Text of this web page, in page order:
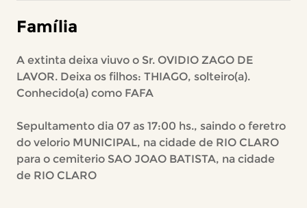
Família
A extinta deixa viuvo o Sr. OVIDIO ZAGO DE
LAVOR. Deixa os filhos: THIAGO, solteiro(a).
Conhecido(a) como FAFA
Sepultamento dia 07 as 17:00 hs., saindo o feretro
do velorio MUNICIPAL, na cidade de RIO CLARO
para o cemiterio SAO JOAO BATISTA, na cidade
de RIO CLARO